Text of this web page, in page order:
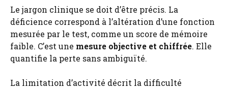
Le jargon clinique se doit d’être précis. La
déficience correspond à l’altération d’une fonction
mesurée par le test, comme un score de mémoire
faible. C’est une mesure objective et chiffrée. Elle
quantifie la perte sans ambiguïté.
La limitation d’activité décrit la difficulté